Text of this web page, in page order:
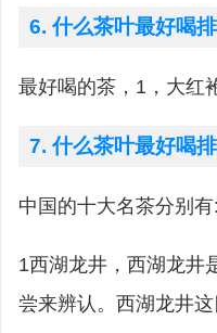
6. 什么茶叶最好喝
最好喝的茶，1，大红
7. 什么茶叶最好喝
中国的十大名茶分别有:
1西湖龙井，西湖龙井
尝来辨认。西湖龙井